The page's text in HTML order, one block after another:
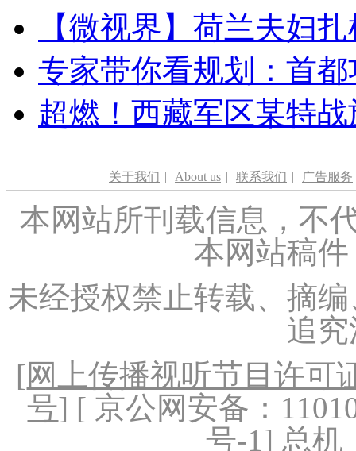
【微视界】荷兰夫妇
专家带你看规划：首
超燃！西藏军区某特
关于我们 | About us | 联系我们 | 广告服务
本网站所刊载信息，不
本网站稿
未经授权禁止转载、摘
追
[网上传播视听节目许可
号] [ 京公网安备：
号-1] 总机